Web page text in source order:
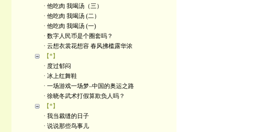
· 他吃肉 我喝汤（三）
· 他吃肉 我喝汤 (二）
· 他吃肉 我喝汤 (一)
· 数字人民币是个圈套吗？
· 云想衣裳花想容 春风拂槛露华浓
【*】
· 度过郁闷
· 冰上红舞鞋
· 一场游戏一场梦–中国的奥运之路
· 徐晓冬武术打假算欺负人吗？
【*】
· 我当裁缝的日子
· 说说那些鸟事儿